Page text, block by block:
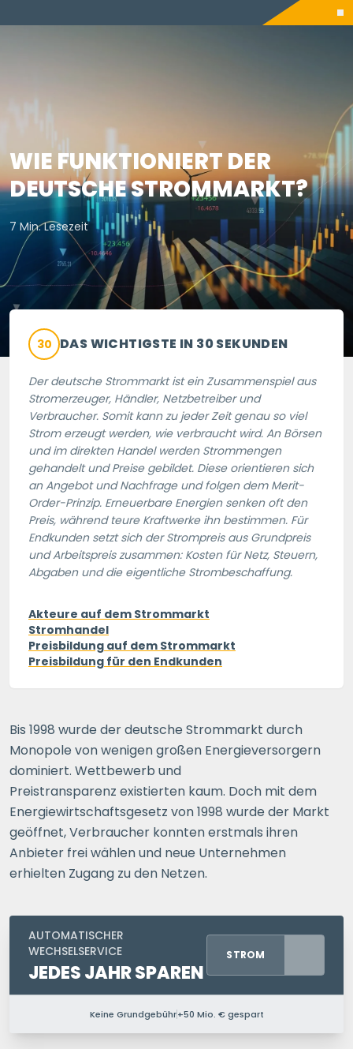
WIE FUNKTIONIERT DER
DEUTSCHE STROMMARKT?
7 Min. Lesezeit
30 DAS WICHTIGSTE IN 30 SEKUNDEN
Der deutsche Strommarkt ist ein Zusammenspiel aus
Stromerzeuger, Händler, Netzbetreiber und
Verbraucher. Somit kann zu jeder Zeit genau so viel
Strom erzeugt werden, wie verbraucht wird. An Börsen
und im direkten Handel werden Strommengen
gehandelt und Preise gebildet. Diese orientieren sich
an Angebot und Nachfrage und folgen dem Merit-
Order-Prinzip. Erneuerbare Energien senken oft den
Preis, während teure Kraftwerke ihn bestimmen. Für
Endkunden setzt sich der Strompreis aus Grundpreis
und Arbeitspreis zusammen: Kosten für Netz, Steuern,
Abgaben und die eigentliche Strombeschaffung.
Akteure auf dem Strommarkt
Stromhandel
Preisbildung auf dem Strommarkt
Preisbildung für den Endkunden
Bis 1998 wurde der deutsche Strommarkt durch
Monopole von wenigen großen Energieversorgern
dominiert. Wettbewerb und
Preistransparenz existierten kaum. Doch mit dem
Energiewirtschaftsgesetz von 1998 wurde der Markt
geöffnet, Verbraucher konnten erstmals ihren
Anbieter frei wählen und neue Unternehmen
erhielten Zugang zu den Netzen.
AUTOMATISCHER
WECHSELSERVICE
JEDES JAHR SPAREN
STROM
PERSONEN IM HAUSHALT
Keine Grundgebühr+50 Mio. € gespart